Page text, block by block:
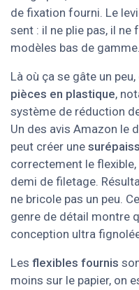
de fixation fourni. Le
sent : il ne plie pas, il
modèles bas de gamme.
Là où ça se gâte un
pièces en plastique,
système de réduction
Un des avis Amazon le
peut créer une
correctement le
demi de filetage.
ne bricole pas un peu.
genre de détail montre
conception ultra
Les flexibles fournis
moins sur le papier, on